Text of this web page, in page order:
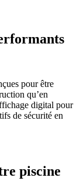
pour être
qu’en
digital pour
de sécurité en
piscine